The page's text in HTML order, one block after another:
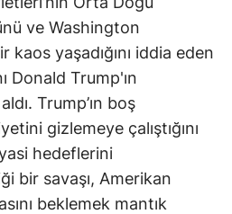
ve Washington
yaşadığını iddia eden
Donald Trump'ın
Trump’ın boş
gizlemeye çalıştığını
hedeflerini
bir savaşı, Amerikan
beklemek mantık